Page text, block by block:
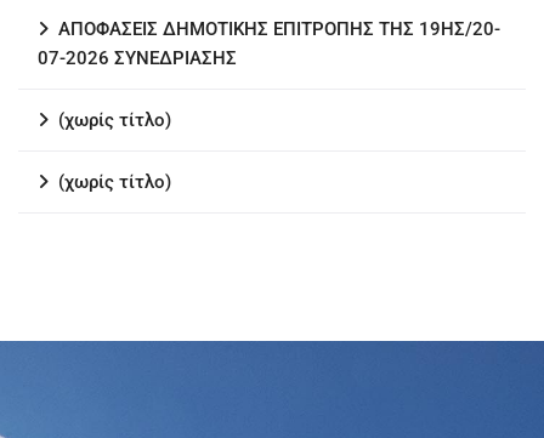
ΑΠΟΦΑΣΕΙΣ ΔΗΜΟΤΙΚΗΣ ΕΠΙΤΡΟΠΗΣ ΤΗΣ 19ΗΣ/20-
07-2026 ΣΥΝΕΔΡΙΑΣΗΣ
(χωρίς τίτλο)
(χωρίς τίτλο)